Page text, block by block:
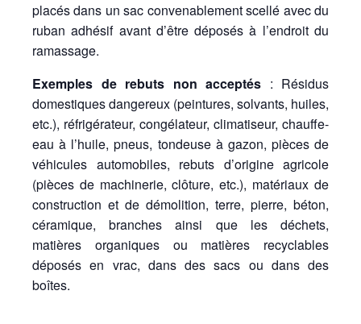
placés dans un sac convenablement scellé avec du
ruban adhésif avant d’être déposés à l’endroit du
ramassage.
Exemples de rebuts non acceptés : Résidus
domestiques dangereux (peintures, solvants, huiles,
etc.), réfrigérateur, congélateur, climatiseur, chauffe-
eau à l’huile, pneus, tondeuse à gazon, pièces de
véhicules automobiles, rebuts d’origine agricole
(pièces de machinerie, clôture, etc.), matériaux de
construction et de démolition, terre, pierre, béton,
céramique, branches ainsi que les déchets,
matières organiques ou matières recyclables
déposés en vrac, dans des sacs ou dans des
boîtes.